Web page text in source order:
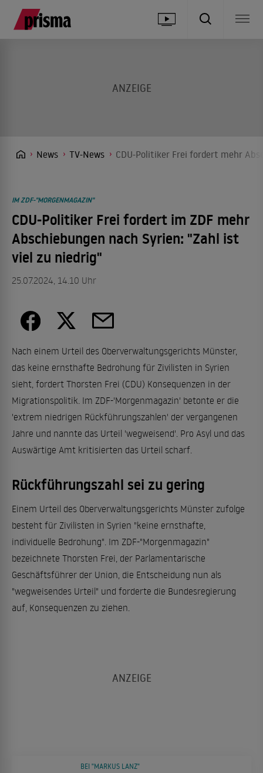
News TV-News CDU-Politiker Frei fordert mehr
IM ZDF-"MORGENMAGAZIN"
CDU-Politiker Frei fordert im ZDF mehr
Abschiebungen nach Syrien: "Zahl ist
viel zu niedrig"
25.07.2024, 14.10 Uhr
Nach einem Urteil des Oberverwaltungsgerichts Münster,
das keine ernsthafte Bedrohung für Zivilisten in Syrien
sieht, fordert Thorsten Frei (CDU) Konsequenzen in der
Migrationspolitik. Im ZDF-'Morgenmagazin' betonte er die
'extrem niedrigen Rückführungszahlen' der vergangenen
Jahre und nannte das Urteil 'wegweisend'. Pro Asyl und das
Auswärtige Amt kritisierten das Urteil scharf.
Rückführungszahl sei zu gering
Einem Urteil des Oberverwaltungsgerichts Münster zufolge
besteht für Zivilisten in Syrien "keine ernsthafte,
individuelle Bedrohung". Im ZDF-"Morgenmagazin"
bezeichnete Thorsten Frei, der Parlamentarische
Geschäftsführer der Union, die Entscheidung nun als
"wegweisendes Urteil" und forderte die Bundesregierung
auf, Konsequenzen zu ziehen.
BEI "MARKUS LANZ"